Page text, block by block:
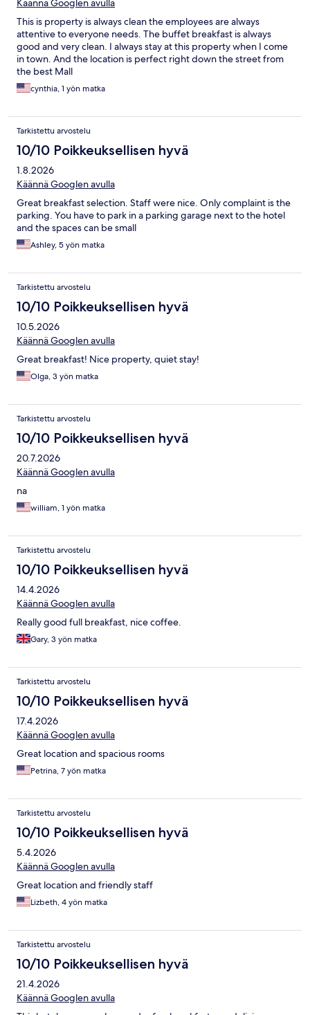
Käännä Googlen avulla
This is property is always clean the employees are always
attentive to everyone needs. The buffet breakfast is always
good and very clean. I always stay at this property when I come
in town. And the location is perfect right down the street from
the best Mall
cynthia, 1 yön matka
Tarkistettu arvostelu
10/10 Poikkeuksellisen hyvä
1.8.2026
Käännä Googlen avulla
Great breakfast selection. Staff were nice. Only complaint is the
parking. You have to park in a parking garage next to the hotel
and the spaces can be small
Ashley, 5 yön matka
Tarkistettu arvostelu
10/10 Poikkeuksellisen hyvä
10.5.2026
Käännä Googlen avulla
Great breakfast! Nice property, quiet stay!
Olga, 3 yön matka
Tarkistettu arvostelu
10/10 Poikkeuksellisen hyvä
20.7.2026
Käännä Googlen avulla
na
william, 1 yön matka
Tarkistettu arvostelu
10/10 Poikkeuksellisen hyvä
14.4.2026
Käännä Googlen avulla
Really good full breakfast, nice coffee.
Gary, 3 yön matka
Tarkistettu arvostelu
10/10 Poikkeuksellisen hyvä
17.4.2026
Käännä Googlen avulla
Great location and spacious rooms
Petrina, 7 yön matka
Tarkistettu arvostelu
10/10 Poikkeuksellisen hyvä
5.4.2026
Käännä Googlen avulla
Great location and friendly staff
Lizbeth, 4 yön matka
Tarkistettu arvostelu
10/10 Poikkeuksellisen hyvä
21.4.2026
Käännä Googlen avulla